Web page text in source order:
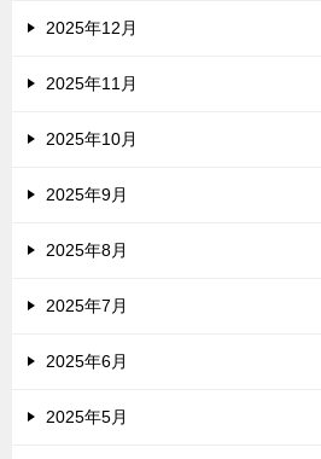
2025年12月
2025年11月
2025年10月
2025年9月
2025年8月
2025年7月
2025年6月
2025年5月